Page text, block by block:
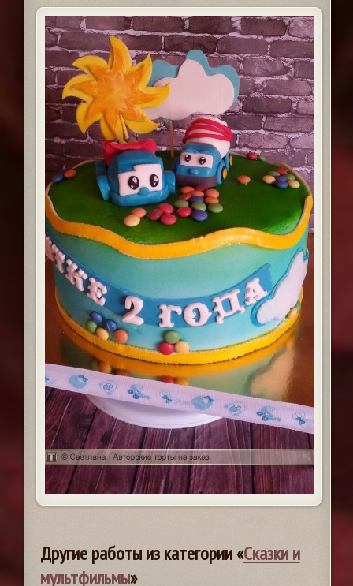
Другие работы из категории «Сказки и
мультфильмы»